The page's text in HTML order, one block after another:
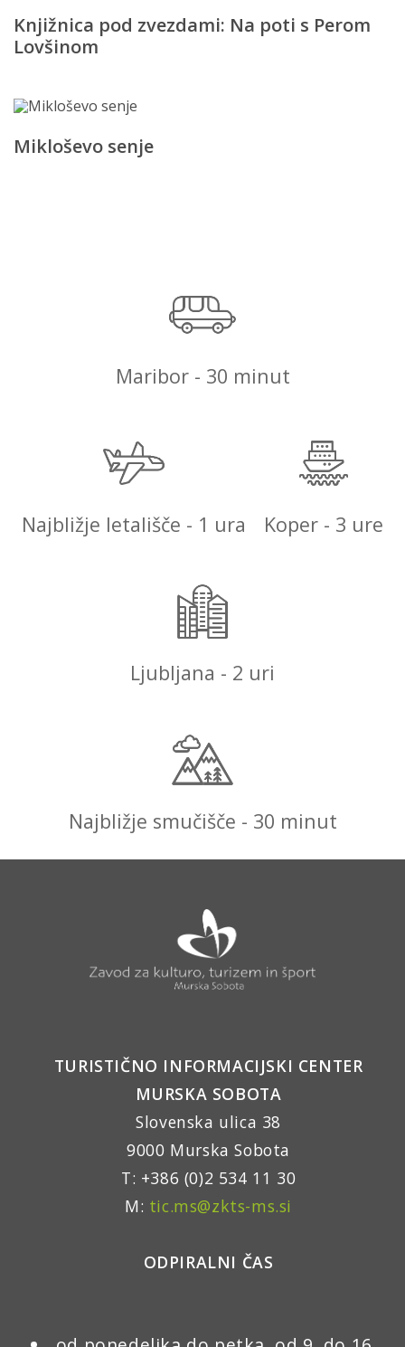
Knjižnica pod zvezdami: Na poti s Perom
Lovšinom
Mikloševo senje
Maribor - 30 minut
Najbližje letališče - 1 ura Koper - 3 ure
Ljubljana - 2 uri
Najbližje smučišče - 30 minut
TURISTIČNO INFORMACIJSKI CENTER
MURSKA SOBOTA
Slovenska ulica 38
9000 Murska Sobota
T: +386 (0)2 534 11 30
M: tic.ms@zkts-ms.si
ODPIRALNI ČAS